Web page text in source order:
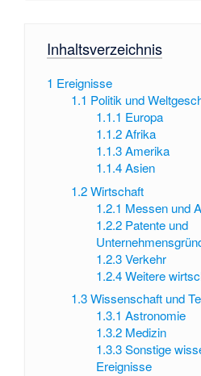
Inhaltsverzeichnis
1 Ereignisse
1.1 Politik und
1.1.1 Europa
1.1.2 Afrika
1.1.3 Amerika
1.1.4 Asien
1.2 Wirtschaft
1.2.1 Messen und
1.2.2 Patente und
1.2.3 Verkehr
1.2.4 Weitere
1.3 Wissenschaft und
1.3.1 Astronomie
1.3.2 Medizin
1.3.3 Sonstige
Ereignisse